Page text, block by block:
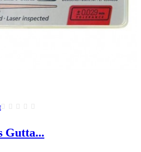
Gutta...